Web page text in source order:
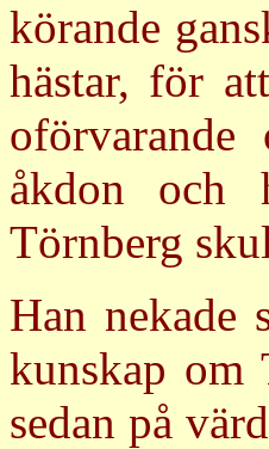
körande
hästar, för
åkdon och
Törnberg
Han nekade
kunskap om
sedan på